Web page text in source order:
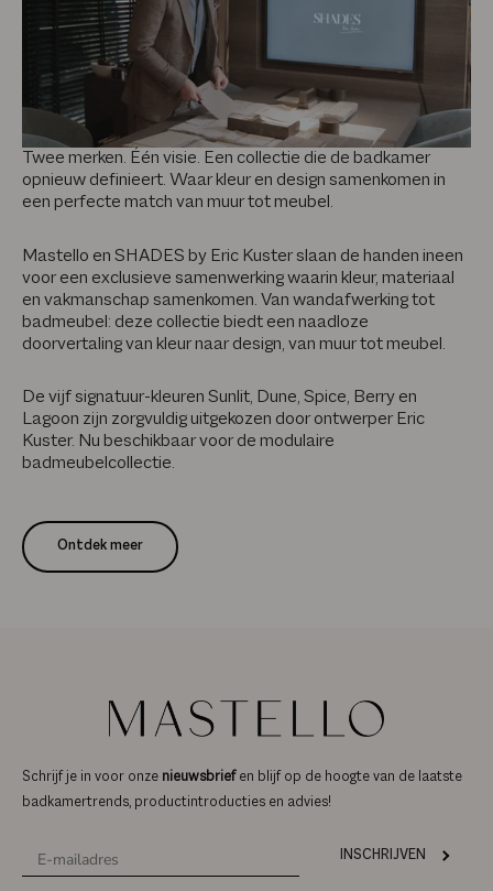
Twee merken. Één visie. Een collectie die de badkamer
opnieuw definieert. Waar kleur en design samenkomen in
een perfecte match van muur tot meubel.
Mastello en SHADES by Eric Kuster slaan de handen ineen
voor een exclusieve samenwerking waarin kleur, materiaal
en vakmanschap samenkomen. Van wandafwerking tot
badmeubel: deze collectie biedt een naadloze
doorvertaling van kleur naar design, van muur tot meubel.
De vijf signatuur-kleuren Sunlit, Dune, Spice, Berry en
Lagoon zijn zorgvuldig uitgekozen door ontwerper Eric
Kuster. Nu beschikbaar voor de modulaire
badmeubelcollectie.
Ontdek meer
Schrijf je in voor onze nieuwsbrief en blijf op de hoogte van de laatste
badkamertrends, productintroducties en advies!
INSCHRIJVEN